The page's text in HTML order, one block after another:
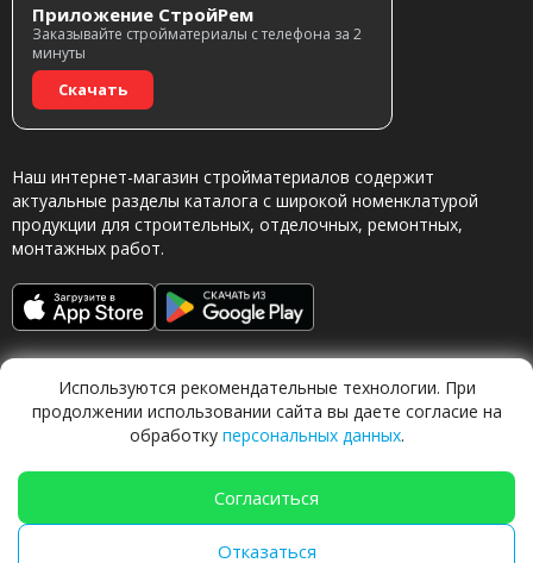
Приложение СтройРем
Заказывайте стройматериалы с телефона за 2
минуты
Скачать
Наш интернет-магазин стройматериалов содержит
актуальные разделы каталога с широкой номенклатурой
продукции для строительных, отделочных, ремонтных,
монтажных работ.
Обращаясь в наш магазин, вы даете согласие на
Используются рекомендательные технологии. При
продолжении использовании сайта вы даете согласие на
обработку персональных данных.
Согласиться
Отказаться